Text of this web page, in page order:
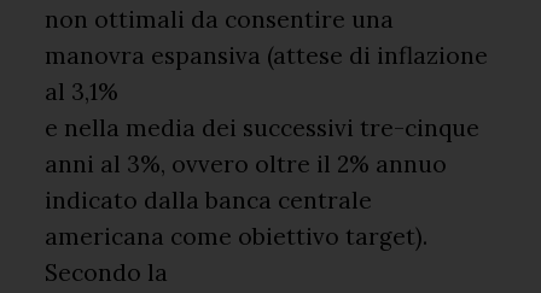
non ottimali da consentire una
manovra espansiva (attese di inflazione
al 3,1%
e nella media dei successivi tre-cinque
anni al 3%, ovvero oltre il 2% annuo
indicato dalla banca centrale
americana come obiettivo target).
Secondo la